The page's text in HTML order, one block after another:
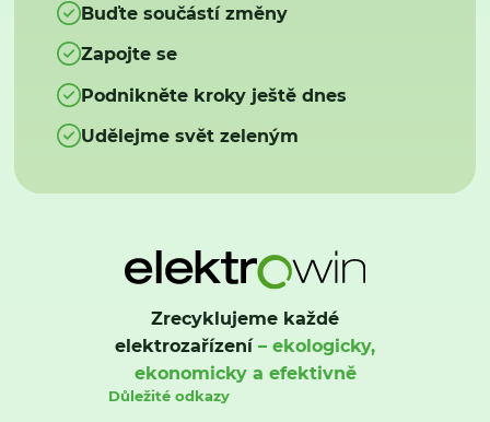
Buďte součástí změny
Zapojte se
Podnikněte kroky ještě dnes
Udělejme svět zeleným
Zrecyklujeme každé
elektrozařízení– ekologicky,
ekonomicky a efektivně
Důležité odkazy